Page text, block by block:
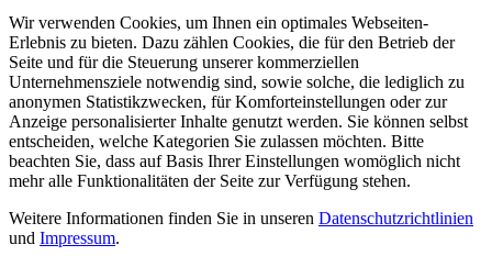
Wir verwenden Cookies, um Ihnen ein optimales Webseiten-
Erlebnis zu bieten. Dazu zählen Cookies, die für den Betrieb der
Seite und für die Steuerung unserer kommerziellen
Unternehmensziele notwendig sind, sowie solche, die lediglich zu
anonymen Statistikzwecken, für Komforteinstellungen oder zur
Anzeige personalisierter Inhalte genutzt werden. Sie können selbst
entscheiden, welche Kategorien Sie zulassen möchten. Bitte
beachten Sie, dass auf Basis Ihrer Einstellungen womöglich nicht
mehr alle Funktionalitäten der Seite zur Verfügung stehen.
Weitere Informationen finden Sie in unseren Datenschutzrichtlinien
und Impressum.